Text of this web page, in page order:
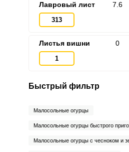
Лавровый лист
313
7.6
Листья вишни
1
0
Быстрый фильтр
Малосольные огурцы
Малосольные огурцы быстрого
Малосольные огурцы с чесноком и